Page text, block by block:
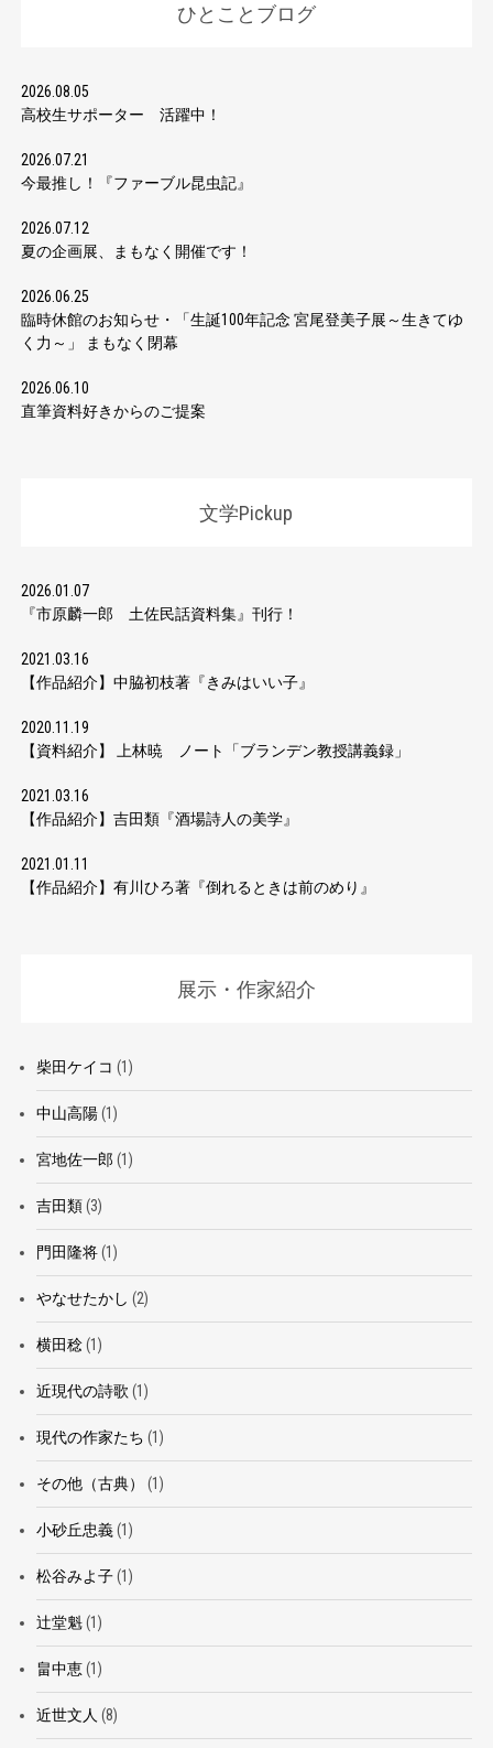
ひとことブログ
2026.08.05
高校生サポーター 活躍中！
2026.07.21
今最推し！『ファーブル昆虫記』
2026.07.12
夏の企画展、まもなく開催です！
2026.06.25
臨時休館のお知らせ・「生誕100年記念 宮尾登美子展～生きてゆ
く力～」 まもなく閉幕
2026.06.10
直筆資料好きからのご提案
文学Pickup
2026.01.07
『市原麟一郎 土佐民話資料集』刊行！
2021.03.16
【作品紹介】中脇初枝著『きみはいい子』
2020.11.19
【資料紹介】 上林暁 ノート「ブランデン教授講義録」
2021.03.16
【作品紹介】吉田類『酒場詩人の美学』
2021.01.11
【作品紹介】有川ひろ著『倒れるときは前のめり』
展示・作家紹介
柴田ケイコ (1)
中山高陽(1)
宮地佐一郎 (1)
吉田類(3)
門田隆将(1)
やなせたかし (2)
横田稔(1)
近現代の詩歌 (1)
現代の作家たち (1)
その他（古典） (1)
小砂丘忠義(1)
松谷みよ子(1)
辻堂魁(1)
畠中恵(1)
近世文人 (8)